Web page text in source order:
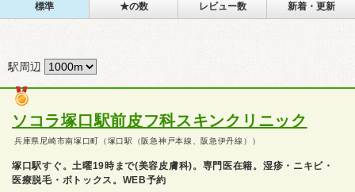
標準 ★の数 レビュー数 新着・更新
駅周辺
ソコラ塚口駅前皮フ科スキンクリニック
兵庫県尼崎市南塚口町（塚口駅（阪急神戸本線、阪急伊丹線））
塚口駅すぐ。土曜19時まで(美容皮膚科)。専門医在籍。湿疹・ニキビ・
医療脱毛・ボトックス。WEB予約